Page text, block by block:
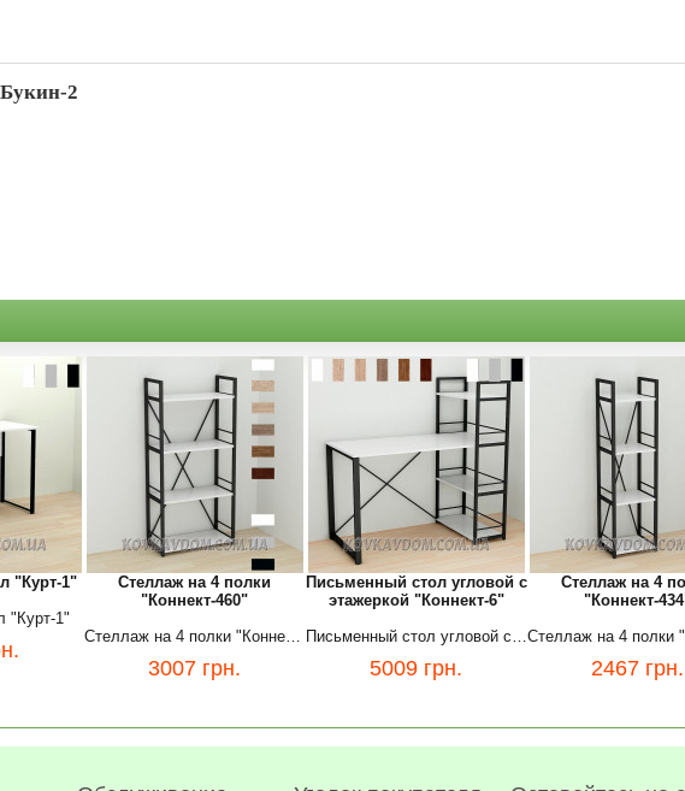
2
"Курт-1"
"Курт-1"
Стеллаж на 4 полки
"Коннект-460"
Стеллаж на 4 полки "Коннект-460"
3007 грн.
Письменный стол угловой с
этажеркой "Коннект-6"
Письменный стол угловой с этажеркой "Коннект-6"
5009 грн.
Стеллаж на 4
"Коннект-
2467 грн.